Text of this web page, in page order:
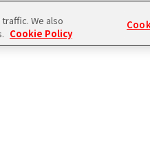
We also
Cookie Policy